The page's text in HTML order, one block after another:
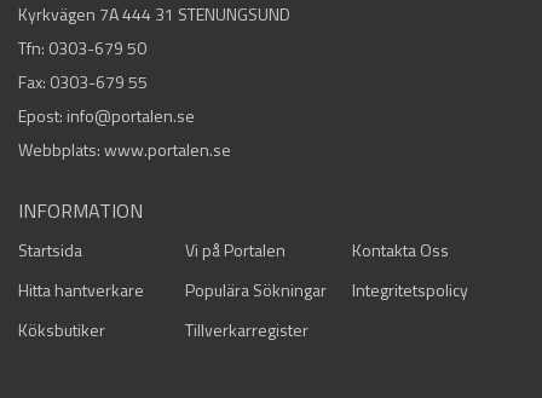
Kyrkvägen 7A 444 31 STENUNGSUND
Tfn: 0303-679 50
Fax: 0303-679 55
Epost: info@portalen.se
Webbplats: www.portalen.se
INFORMATION
Startsida Vi på Portalen
Kontakta Oss
Hitta hantverkare
Populära Sökningar
Integritetspolicy
Köksbutiker
Tillverkarregister